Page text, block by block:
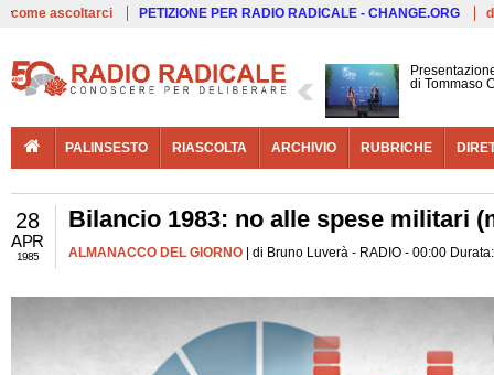
come ascoltarci PETIZIONE PER RADIO RADICALE - CHANGE.ORG
di Tommaso
PALINSESTO RIASCOLTA ARCHIVIO RUBRICHE
28
APR
1985
Bilancio 1983: no alle spese militari
ALMANACCO DEL GIORNO | di Bruno Luverà - RADIO - 00:00